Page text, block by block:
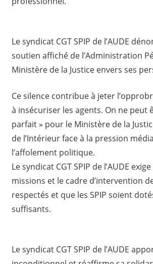
Le syndicat CGT SPIP de l’AUDE
soutien affiché de l’Administration
Ministère de la Justice envers ses
Ce silence contribue à jeter
à insécuriser les agents. On ne peut
parfait » pour le Ministère de la
de l’Intérieur face à la pression
l’affolement politique.
Le syndicat CGT SPIP de l’AUDE
missions et le cadre d’intervention
respectés et que les SPIP soient
suffisants.
Le syndicat CGT SPIP de l’AUDE